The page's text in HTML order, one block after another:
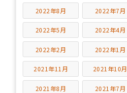
2022年8月 2022年7月
2022年5月 2022年4月
2022年2月 2022年1月
2021年11月 2021年10月
2021年8月 2021年7月